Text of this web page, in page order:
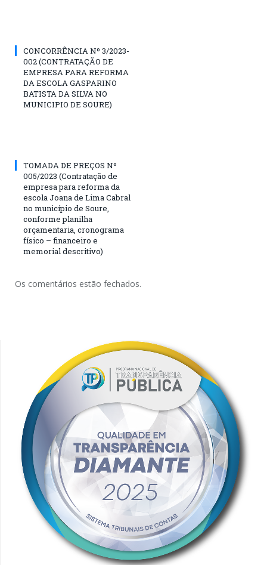
CONCORRÊNCIA Nº 3/2023-
002 (CONTRATAÇÃO DE
EMPRESA PARA REFORMA
DA ESCOLA GASPARINO
BATISTA DA SILVA NO
MUNICIPIO DE SOURE)
TOMADA DE PREÇOS Nº
005/2023 (Contratação de
empresa para reforma da
escola Joana de Lima Cabral
no município de Soure,
conforme planilha
orçamentaria, cronograma
físico – financeiro e
memorial descritivo)
Os comentários estão fechados.